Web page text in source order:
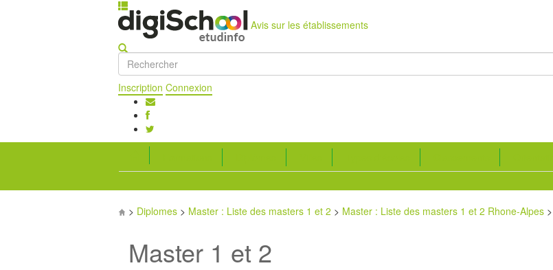
Avis sur les établissements
Inscription Connexion
> Diplomes > Master : Liste des masters 1 et 2 > Master : Liste des masters 1 et 2 Rhone-Alpes >
Master 1 et 2